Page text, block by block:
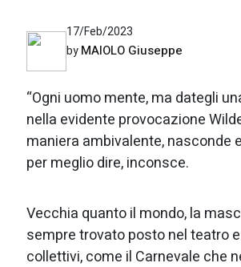
17/Feb/2023
byMAIOLO Giuseppe
“Ogni uomo mente, ma dategli
nella evidente provocazione
maniera ambivalente, nasconde
per meglio dire, inconsce.
Vecchia quanto il mondo, la
sempre trovatoposto nel teatro
collettivi, come il Carnevale che